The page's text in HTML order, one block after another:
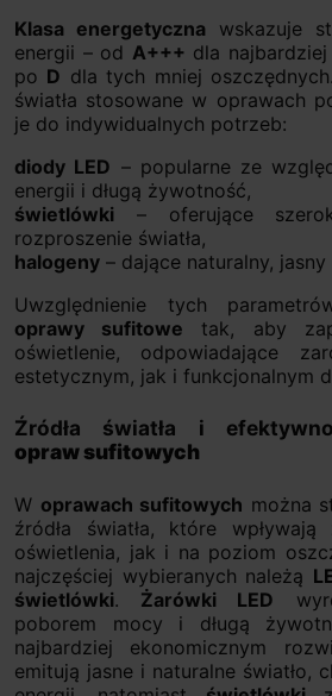
Klasa energetyczna wskazuje
energii – od A+++ dla
po D dla tych mniej
światła stosowane w oprawach
je do indywidualnych potrzeb:
diody LED – popularne ze
energii i długą żywotność,
świetlówki – oferujące
rozproszenie światła,
halogeny – dające naturalny, jasny
Uwzględnienie tych
oprawy sufitowe tak, aby
oświetlenie, odpowiadające
estetycznym, jak i funkcjonalnym
Źródła światła i
opraw sufitowych
W oprawach sufitowych można
źródła światła, które
oświetlenia, jak i na poziom
najczęściej wybieranych należą
świetlówki. Żarówki LED
poborem mocy i długą
najbardziej ekonomicznym
emitują jasne i naturalne światło,